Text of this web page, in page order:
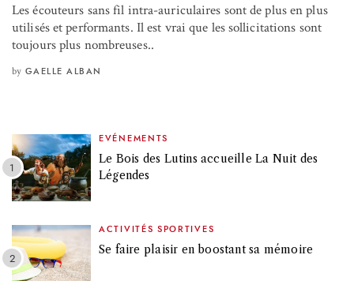
Les écouteurs sans fil intra-auriculaires sont de plus en plus
utilisés et performants. Il est vrai que les sollicitations sont
toujours plus nombreuses..
by GAELLE ALBAN
EVÉNEMENTS
Le Bois des Lutins accueille La Nuit des
Légendes
ACTIVITÉS SPORTIVES
Se faire plaisir en boostant sa mémoire